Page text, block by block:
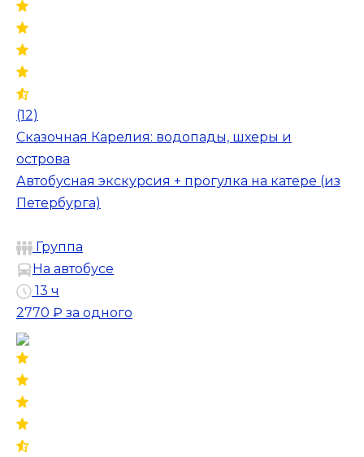
(12)
Сказочная Карелия: водопады, шхеры и
острова
Автобусная экскурсия + прогулка на катере (из
Петербурга)
Группа
На автобусе
13 ч
2770 ₽ за одного